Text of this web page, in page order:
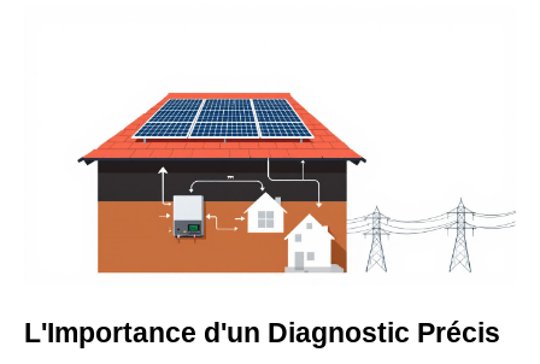
L'Importance d'un Diagnostic Précis